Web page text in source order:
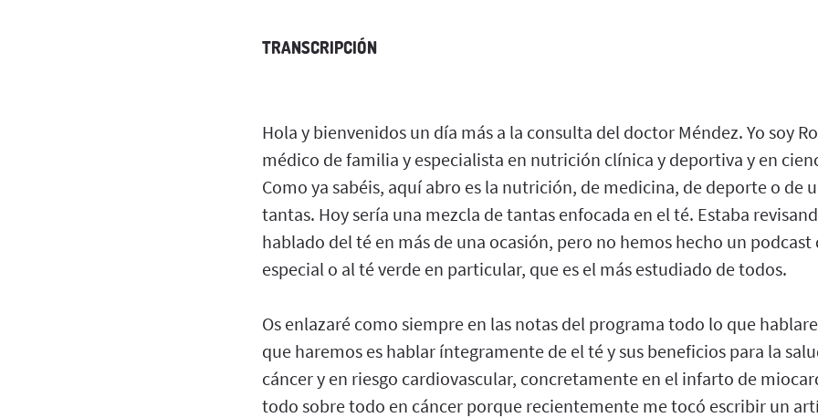
TRANSCRIPCIÓN
Hola y bienvenidos un día más a la consulta del doctor Méndez. Yo soy
médico de familia y especialista en nutrición clínica y deportiva y en
Como ya sabéis, aquí abro es la nutrición, de medicina, de deporte o de
tantas. Hoy sería una mezcla de tantas enfocada en el té. Estaba
hablado del té en más de una ocasión, pero no hemos hecho un podcast
especial o al té verde en particular, que es el más estudiado de todos.
Os enlazaré como siempre en las notas del programa todo lo que
que haremos es hablar íntegramente de el té y sus beneficios para la
cáncer y en riesgo cardiovascular, concretamente en el infarto de
todo sobre todo en cáncer porque recientemente me tocó escribir un